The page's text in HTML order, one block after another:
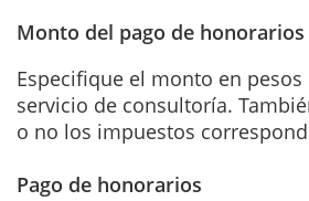
Monto del pago de honorarios
Especifique el monto en
servicio de consultoría.
o no los impuestos
Pago de honorarios